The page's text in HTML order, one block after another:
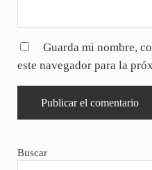
Guarda mi nombre,
este navegador para la
Sidebar
Buscar